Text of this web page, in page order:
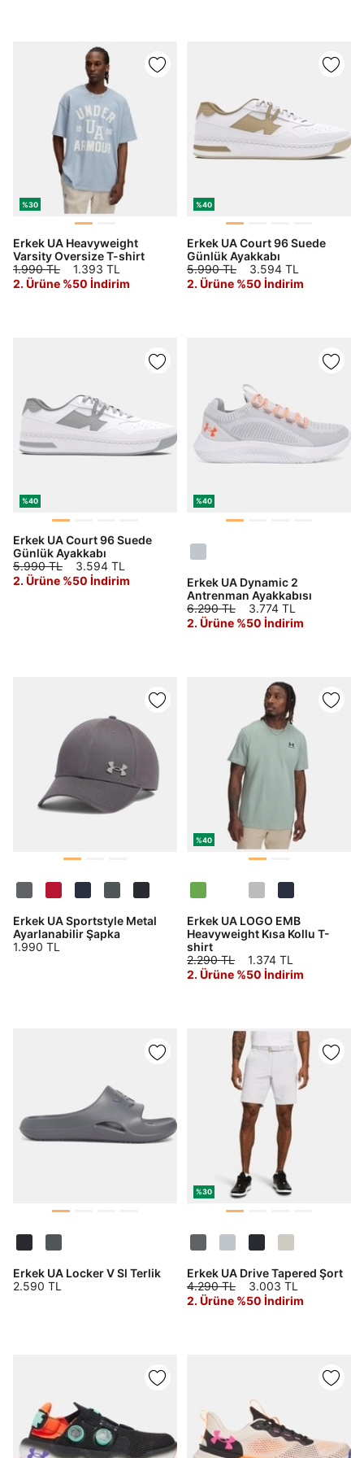
%30
Erkek UA Heavyweight
Varsity Oversize T-shirt
1.990 TL
1.393 TL
2. Ürüne %50 İndirim
%40
Erkek UA Court 96 Suede
Günlük Ayakkabı
5.990 TL
3.594 TL
2. Ürüne %50 İndirim
%40
Erkek UA Court 96 Suede
Günlük Ayakkabı
5.990 TL
3.594 TL
2. Ürüne %50 İndirim
%40
Erkek UA Dynamic 2
Antrenman Ayakkabısı
6.290 TL
3.774 TL
2. Ürüne %50 İndirim
Erkek UA Sportstyle Metal
Ayarlanabilir Şapka
1.990 TL
%40
Erkek UA LOGO EMB
Heavyweight Kısa Kollu T-
shirt
2.290 TL
1.374 TL
2. Ürüne %50 İndirim
Erkek UA Locker V Sl Terlik
2.590 TL
%30
Erkek UA Drive Tapered Şort
4.290 TL
3.003 TL
2. Ürüne %50 İndirim